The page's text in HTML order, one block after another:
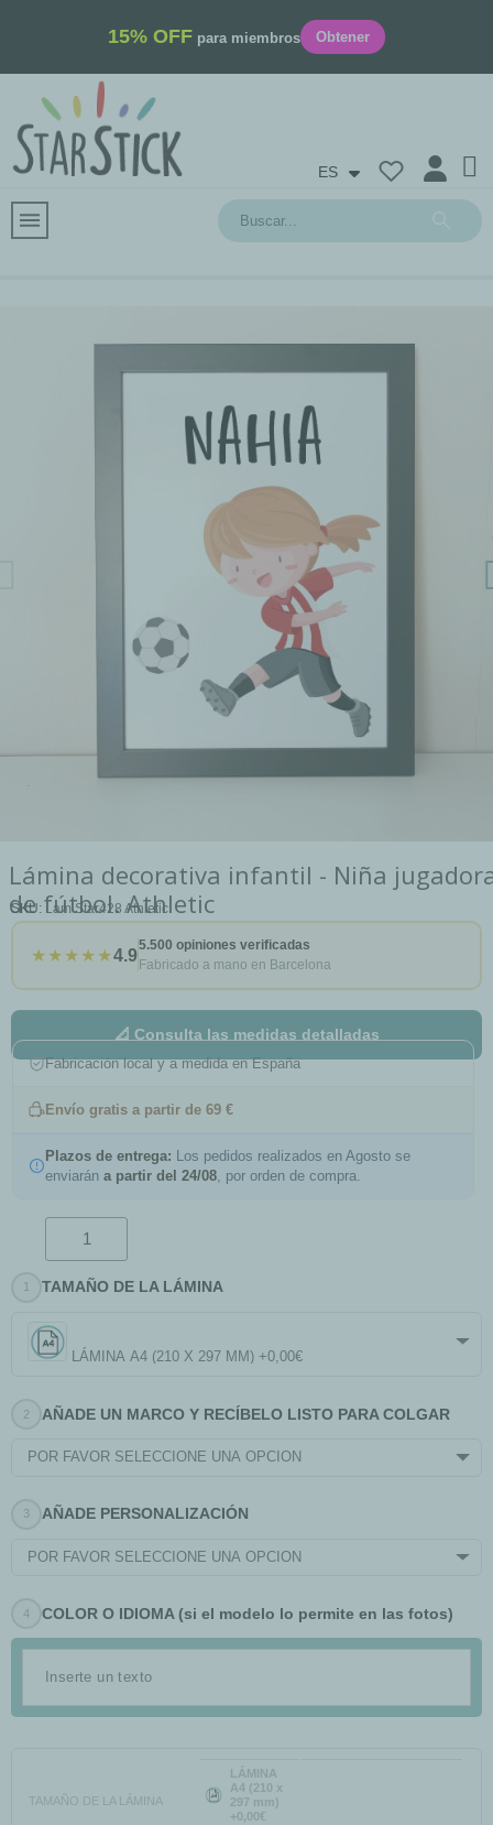
15% OFF para miembros Obtener
ES
Lámina decorativa infantil - Niña
de fútbol. Athletic
SKU Lam Star428 Athletic
★★★★★4.9
5.500 opiniones verificadas
Fabricado a mano en Barcelona
📐 Consulta las medidas detalladas
Fabricación local y a medida en España
Envío gratis a partir de 69 €
Plazos de entrega: Los pedidos realizados en Agosto se
enviarán a partir del 24/08 , por orden de compra.
TAMAÑO DE LA LÁMINA
LÁMINA A4 (210 X 297 MM) +0,00€
AÑADE UN MARCO Y RECÍBELO LISTO PARA COLGAR
POR FAVOR SELECCIONE UNA OPCIÓN
AÑADE PERSONALIZACIÓN
POR FAVOR SELECCIONE UNA OPCIÓN
COLOR O IDIOMA (si el modelo lo permite en las fotos)
TAMAÑO DE LA LÁMINA
LÁMINA
A4 (210 x
297 mm)
+0,00€